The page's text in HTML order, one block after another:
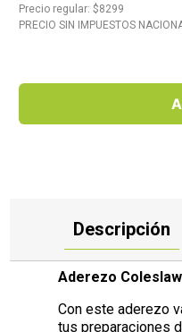
Precio regular: $8299
PRECIO SIN IMPUESTOS
Descripción
Aderezo
Con este aderezo
tus preparaciones
. Aceite